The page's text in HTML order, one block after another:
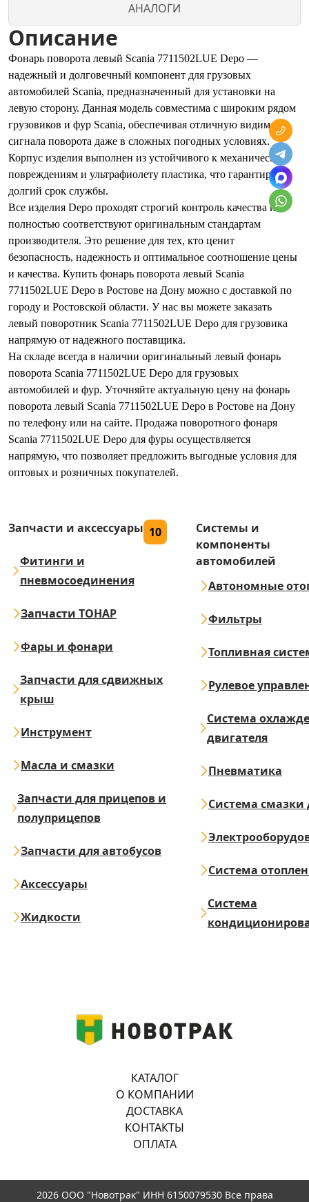
АНАЛОГИ
Описание
Фонарь поворота левый Scania 7711502LUE Depo —
надежный и долговечный компонент для грузовых
автомобилей Scania, предназначенный для установки на
левую сторону. Данная модель совместима с широким рядом
грузовиков и фур Scania, обеспечивая отличную видимость
сигнала поворота даже в сложных погодных условиях.
Корпус изделия выполнен из устойчивого к механическим
повреждениям и ультрафиолету пластика, что гарантирует
долгий срок службы.
Все изделия Depo проходят строгий контроль качества и
полностью соответствуют оригинальным стандартам
производителя. Это решение для тех, кто ценит
безопасность, надежность и оптимальное соотношение цены
и качества. Купить фонарь поворота левый Scania
7711502LUE Depo в Ростове на Дону можно с доставкой по
городу и Ростовской области. У нас вы можете заказать
левый поворотник Scania 7711502LUE Depo для грузовика
напрямую от надежного поставщика.
На складе всегда в наличии оригинальный левый фонарь
поворота Scania 7711502LUE Depo для грузовых
автомобилей и фур. Уточняйте актуальную цену на фонарь
поворота левый Scania 7711502LUE Depo в Ростове на Дону
по телефону или на сайте. Продажа поворотного фонаря
Scania 7711502LUE Depo для фуры осуществляется
напрямую, что позволяет предложить выгодные условия для
оптовых и розничных покупателей.
Запчасти и аксессуары 10
Фитинги и
пневмосоединения
Запчасти ТОНАР
Фары и фонари
Запчасти для сдвижных
крыш
Инструмент
Масла и смазки
Запчасти для прицепов и
полуприцепов
Запчасти для автобусов
Аксессуары
Жидкости
Системы и
компоненты
автомобилей
Автономные
Фильтры
Топливная
Рулевое
Система
двигателя
Пневматика
Система смазки
Система
Система
КАТАЛОГ
О КОМПАНИИ
ДОСТАВКА
КОНТАКТЫ
ОПЛАТА
2026 ООО "Новотрак" ИНН 6150079530 Все права